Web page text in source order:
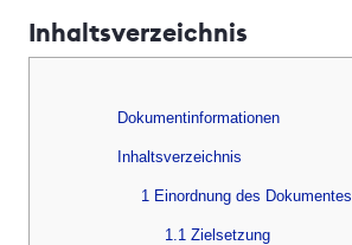
Inhaltsverzeichnis
Dokumentinformationen
Inhaltsverzeichnis
1 Einordnung des Dokumentes
1.1 Zielsetzung